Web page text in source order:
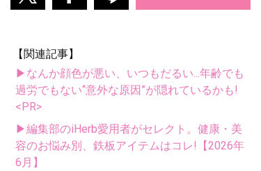
【関連記事】
▶なんか顔色が悪い、いつもだるい...年齢でも
過労でもない“意外な原因”が隠れているかも!
<PR>
▶編集部のiHerb愛用者がセレクト。健康・美
容のお悩み別、鉄板アイテムはコレ!【2026年
6月】